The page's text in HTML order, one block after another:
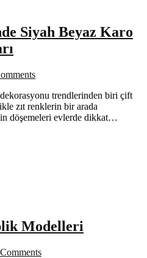
Siyah Beyaz Karo
trendlerinden biri çift
zıt renklerin bir arada
döşemeleri evlerde dikkat…
Modelleri